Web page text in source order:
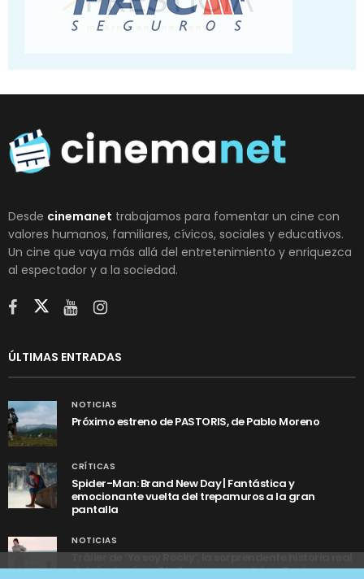
Desde cinemanet trabajamos para fomentar un cine con
valores humanos, familiares, cívicos, sociales y educativos.
Un cine que vaya más allá del entretenimiento y enriquezca
al espectador y a la sociedad.
ÚLTIMAS ENTRADAS
NOTICIAS
Próximo estreno de PASTORIS, de Pablo Moreno
CRÍTICAS
Spider-Man: Brand New Day | Fantástica y
emocionante vuelta del trepamuros a la gran
pantalla
NOTICIAS
detrás de cómo Stallone se convirtió en Rocky